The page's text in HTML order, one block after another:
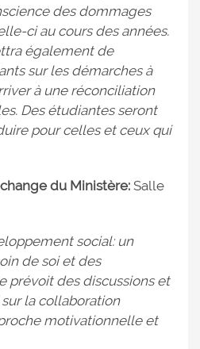
des dommages
ci au cours des années.
également de
sur les démarches à
à une réconciliation
Des étudiantes seront
pour celles et ceux qui
du Ministère:Salle
social: un
de soi et des
prévoit des discussions et
la collaboration
motivationnelle et